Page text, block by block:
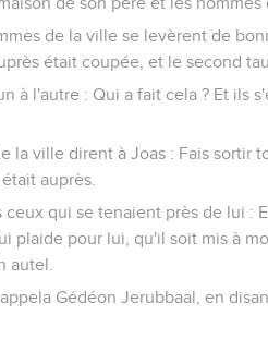
de la ville se levèrent de
était coupée, et le second
à l'autre : Qui a fait cela ? Et ils
la ville dirent à Joas : Fais sortir
auprès.
ceux qui se tenaient près de lui :
plaide pour lui, qu'il soit mis à
autel.
Gédéon Jerubbaal, en